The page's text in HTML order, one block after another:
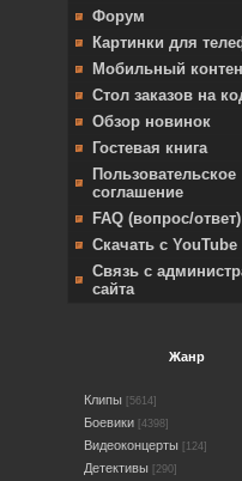
Форум
Картинки для
Мобильный
Стол заказов на
Обзор новинок
Гостевая книга
Пользовательское
соглашение
FAQ (вопрос/ответ)
Скачать с YouTube
Связь с
сайта
Жанр
Клипы [5614]
Боевики [4398]
Видеоконцерты [124]
Детективы [290]